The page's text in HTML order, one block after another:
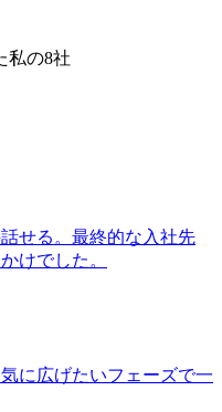
私の8社
せる。最終的な入社先
けでした。
に広げたいフェーズで一